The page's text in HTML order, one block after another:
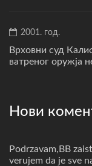
2001. год.
Врховни суд
ватреног оружја
Нови
Podrzavam,BB
verujem da je sve